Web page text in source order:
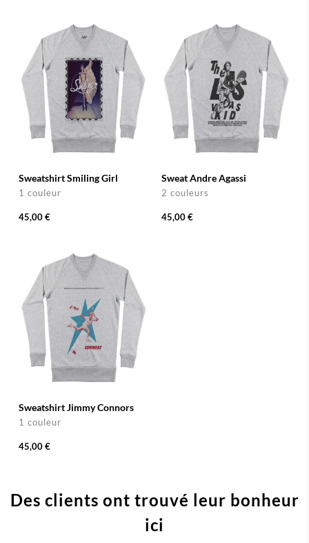
Sweatshirt Smiling Girl
1 couleur
45,00 €
Sweat Andre Agassi
2 couleurs
45,00 €
Sweatshirt Jimmy Connors
1 couleur
45,00 €
Des clients ont trouvé leur bonheur
ici